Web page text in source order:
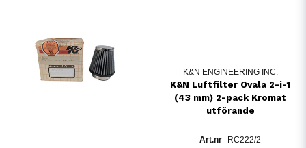
K&N ENGINEERING INC.
K&N Luftfilter Ovala 2-i-1
(43 mm) 2-pack Kromat
utförande
RC222/2